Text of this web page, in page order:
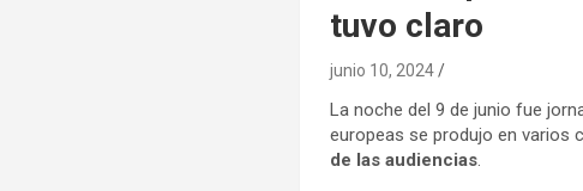
tuvo claro
junio 10, 2024
La noche del 9 de junio fue
europeas se produjo en varios
de las audiencias.